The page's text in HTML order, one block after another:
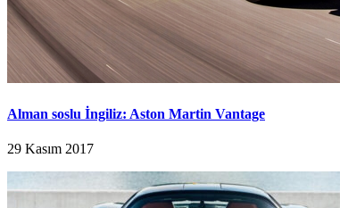
Alman soslu İngiliz: Aston Martin Vantage
29 Kasım 2017